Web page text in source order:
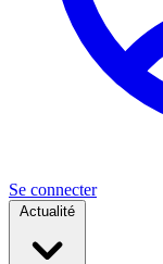
Se connecter
Actualité